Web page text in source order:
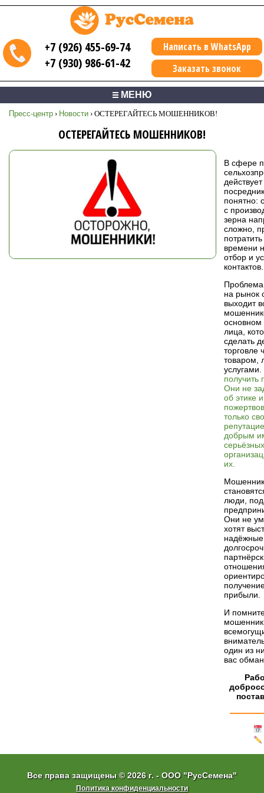
+7 (926) 455-69-74
+7 (930) 986-61-42
Написать в WhatsApp
Заказать звонок
МЕНЮ
Пресс-центр › Новости › ОСТЕРЕГАЙТЕСЬ МОШЕННИКОВ!
ОСТЕРЕГАЙТЕСЬ МОШЕННИКОВ!
В сфере
понятно:
с
зерна
сложно,
времени
отбор и
контактов.
Проблема
на рынок
выходит
основном
лица,
сделать
торговле
товаром,
услугами.
получить
Они не
об этике
только
добрым
серьёзных
их.
люди,
Они не
хотят
прибыли.
И
один из
вас
Все права защищены © 2026 г. - ООО "РусСемена"
Политика конфиденциальности